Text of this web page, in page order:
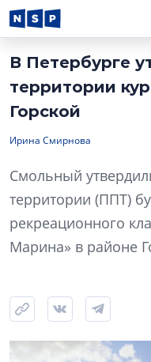
В Петербурге
территории
Горской
Ирина Смирнова
Смольный
территории (ППТ)
рекреационного
Марина» в районе